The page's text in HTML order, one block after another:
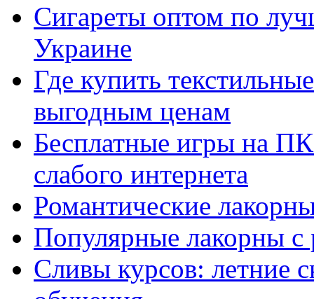
Сигареты оптом по
Украине
Где купить
выгодным ценам
Бесплатные игры на
слабого интернета
Романтические
Популярные лакорны с
Сливы курсов: летние